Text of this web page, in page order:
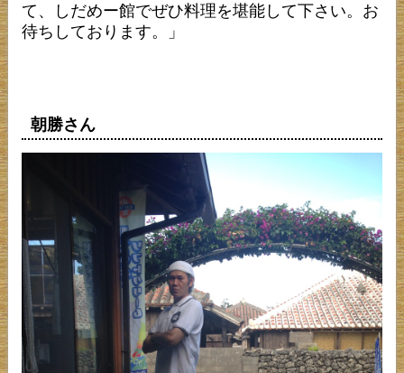
て、しだめー館でぜひ料理を堪能して下さい。お
待ちしております。」
朝勝さん